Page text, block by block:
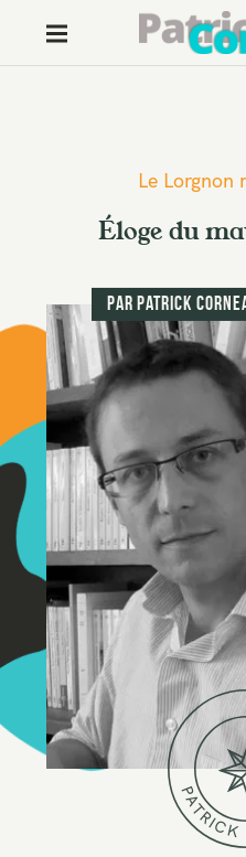
n
t
e
Le Lorgnon
Éloge du
par Patrick
P
A
T
R
ICK